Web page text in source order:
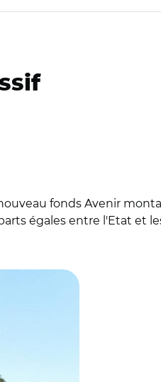
fonds Avenir
égales entre l'Etat et